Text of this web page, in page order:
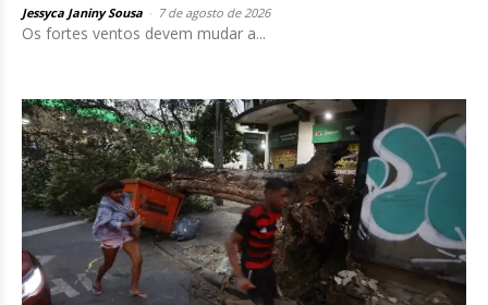
Jessyca Janiny Sousa 7 de agosto de 2026
Os fortes ventos devem mudar a...